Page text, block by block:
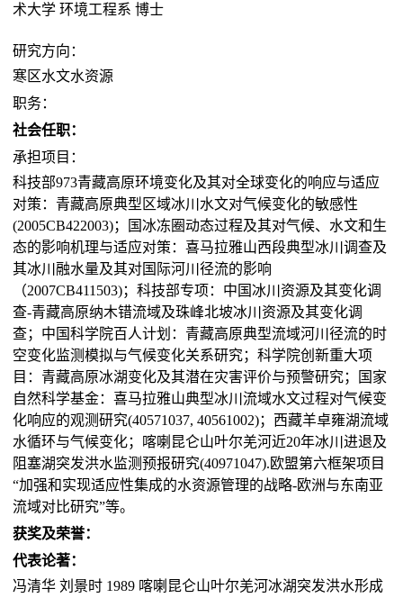
术大学 环境工程系 博士
研究方向：
寒区水文水资源
职务：
社会任职：
承担项目：
科技部973青藏高原环境变化及其对全球变化的响应与适应
对策：青藏高原典型区域冰川水文对气候变化的敏感性
(2005CB422003)；国冰冻圈动态过程及其对气候、水文和生
态的影响机理与适应对策：喜马拉雅山西段典型冰川调查及
其冰川融水量及其对国际河川径流的影响
（2007CB411503)；科技部专项：中国冰川资源及其变化调
查-青藏高原纳木错流域及珠峰北坡冰川资源及其变化调
查；中国科学院百人计划：青藏高原典型流域河川径流的时
空变化监测模拟与气候变化关系研究；科学院创新重大项
目：青藏高原冰湖变化及其潜在灾害评价与预警研究；国家
自然科学基金：喜马拉雅山典型冰川流域水文过程对气候变
化响应的观测研究(40571037, 40561002)；西藏羊卓雍湖流域
水循环与气候变化；喀喇昆仑山叶尔羌河近20年冰川进退及
阻塞湖突发洪水监测预报研究(40971047).欧盟第六框架项目
“加强和实现适应性集成的水资源管理的战略-欧洲与东南亚
流域对比研究”等。
获奖及荣誉：
代表论著：
冯清华 刘景时 1989 喀喇昆仑山叶尔羌河冰湖突发洪水形成